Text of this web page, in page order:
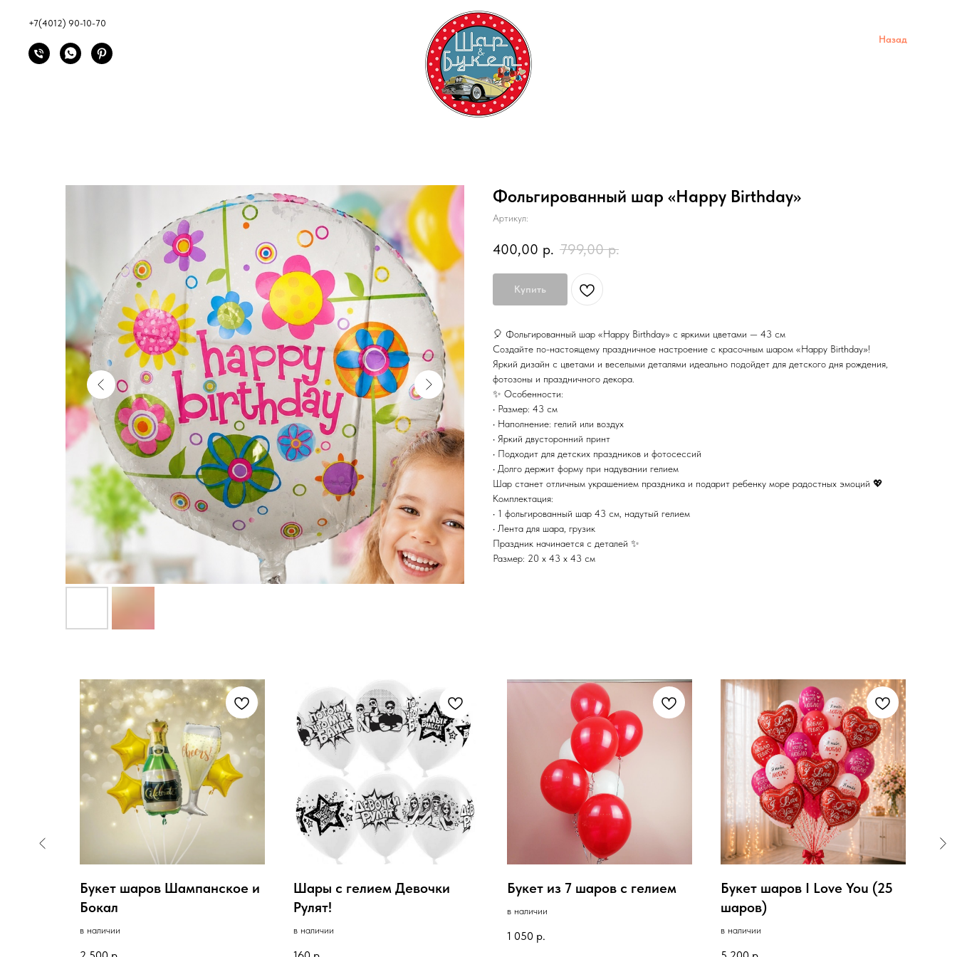
+7(4012) 90-10-70
Назад
Фольгированный шар «Happy Birthday»
Артикул:
400,00 р. 799,00 р.
Купить
🎈 Фольгированный шар «Happy Birthday» с яркими цветами — 43 см
Создайте по-настоящему праздничное настроение с красочным шаром «Happy Birthday»!
Яркий дизайн с цветами и веселыми деталями идеально подойдет для детского дня рождения,
фотозоны и праздничного декора.
✨ Особенности:
• Размер: 43 см
• Наполнение: гелий или воздух
• Яркий двусторонний принт
• Подходит для детских праздников и фотосессий
• Долго держит форму при надувании гелием
Шар станет отличным украшением праздника и подарит ребенку море радостных эмоций 💖
Комплектация:
• 1 фольгированный шар 43 см, надутый гелием
• Лента для шара, грузик
Праздник начинается с деталей ✨
Размер: 20 х 43 х 43 см
Букет шаров Шампанское и
Бокал
в наличии
Шары с гелием Девочки
Рулят!
в наличии
Букет из 7 шаров с гелием
в наличии
1 050 р.
Букет шаров I Love You (25
шаров)
в наличии